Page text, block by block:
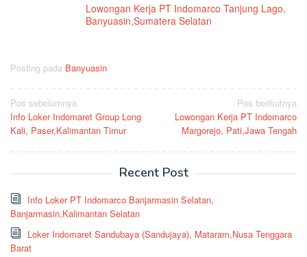
Lowongan Kerja PT Indomarco Tanjung Lago,
Banyuasin,Sumatera Selatan
Posting pada Banyuasin
Navigasi
pos
Pos sebelumnya
Info Loker Indomaret Group Long
Kali, Paser,Kalimantan Timur
Pos berikutnya
Lowongan Kerja PT Indomarco
Margorejo, Pati,Jawa Tengah
Recent Post
Info Loker PT Indomarco Banjarmasin Selatan,
Banjarmasin,Kalimantan Selatan
Loker Indomaret Sandubaya (Sandujaya), Mataram,Nusa Tenggara
Barat